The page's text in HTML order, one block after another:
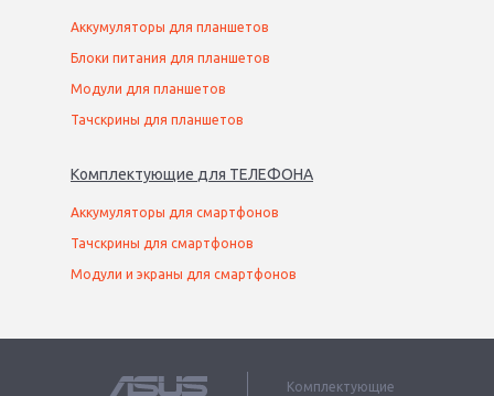
Аккумуляторы для планшетов
Блоки питания для планшетов
Модули для планшетов
Тачскрины для планшетов
Комплектующие для ТЕЛЕФОНА
Аккумуляторы для смартфонов
Тачскрины для смартфонов
Модули и экраны для смартфонов
Комплектующие